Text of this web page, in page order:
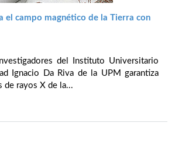
el campo magnético de la Tierra con
del Instituto Universitario
Ignacio Da Riva de la UPM garantiza
de rayos X de la...